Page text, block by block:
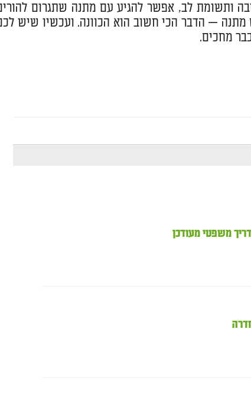
ותשומת לב, אפשר להגיע עם מתנה שתגרום
מתנה — הדבר הכי חשוב הוא הכוונה. ועכשיו שיש
מחכים.